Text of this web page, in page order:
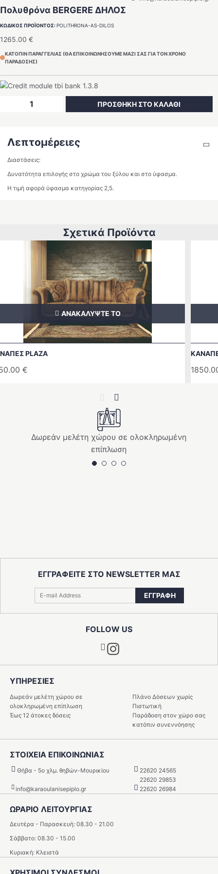
Πολυθρόνα BERGERE ΔΗΛΟΣ
ΚΩΔΙΚΟΣ ΠΡΟΪΟΝΤΟΣ: POLITHRONA-AS-DILOS
1265.00 €
ΚΑΤΟΠΙΝ ΠΑΡΑΓΓΕΛΙΑΣ (ΘΑ ΕΠΙΚΟΙΝΩΝΗΣΟΥΜΕ ΜΑΖΙ ΣΑΣ ΓΙΑ ΤΟΝ ΧΡΟΝΟ
ΠΑΡΑΔΟΣΗΣ)
Πολυθρόνα
ΠΡΟΣΘΗΚΗ ΣΤΟ ΚΑΛΑΘΙ
Λεπτομέρειες
Διαστάσεις:
Δυνατότητα επιλογής στο χρώμα του ξύλου και στο ύφασμα.
Η τιμή αφορά ύφασμα κατηγορίας 2,5.
Σχετικά Προϊόντα
Previous
PLAZA
€
ΑΝΑΚΑΛΥΨΤΕ ΤΟ
Next
Δωρεάν μελέτη χώρου σε ολοκληρωμένη
επίπλωση
FOLLOW US
Instagram
ΕΓΓΡΑΦΕΙΤΕ ΣΤΟ NEWSLETTER ΜΑΣ
ΕΓΓΡΑΦΗ
ΩΡΑΡΙΟ ΛΕΙΤΟΥΡΓΙΑΣ
Δευτέρα - Παρασκευή: 08.30 - 21.00
Σάββατο: 08.30 - 15.00
Κυριακή: Κλειστά
ΥΠΗΡΕΣIΕΣ
Δωρεάν μελέτη χώρου σε
ολοκληρωμένη επίπλωση
Πλάνο Δόσεων χωρίς
Πιστωτική
Έως 12 άτοκες δόσεις
Παράδοση στον χώρο σας
κατόπιν συνεννόησης
ΣΤΟΙΧΕΙΑ ΕΠΙΚΟΙΝΩΝΙΑΣ
Θήβα - 5o χλμ. θηβών-Μουρικίου
22620 24565
22620 29853
info@karaoulanisepiplo.gr
22620 26984